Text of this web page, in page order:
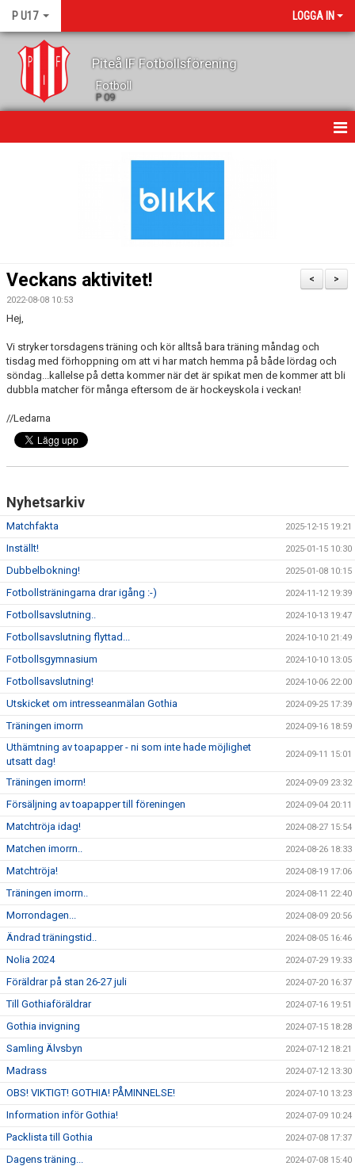
P U17 LOGGA IN
Piteå IF Fotbollsförening
Fotboll
P 09
TRUPPEN
BILDGALLERI
KONTAKT
GÄSTBOK
MEDLEMSKAP
>
<
Veckans aktivitet!
2022-08-08 10:53
Hej,
Vi stryker torsdagens träning och kör alltså bara träning måndag och
tisdag med förhoppning om att vi har match hemma på både lördag och
söndag...kallelse på detta kommer när det är spikat men de kommer att bli
dubbla matcher för många eftersom de är hockeyskola i veckan!
//Ledarna
Nyhetsarkiv
Matchfakta 2025-12-15 19:21
Inställt! 2025-01-15 10:30
Dubbelbokning! 2025-01-08 10:15
Fotbollsträningarna drar igång :-) 2024-11-12 19:39
Fotbollsavslutning.. 2024-10-13 19:47
Fotbollsavslutning flyttad... 2024-10-10 21:49
Fotbollsgymnasium 2024-10-10 13:05
Fotbollsavslutning! 2024-10-06 22:00
Utskicket om intresseanmälan Gothia 2024-09-25 17:39
Träningen imorrn 2024-09-16 18:59
Uthämtning av toapapper - ni som inte hade möjlighet
utsatt dag!
2024-09-11 15:01
Träningen imorrn! 2024-09-09 23:32
Försäljning av toapapper till föreningen 2024-09-04 20:11
Matchtröja idag! 2024-08-27 15:54
Matchen imorrn.. 2024-08-26 18:33
Matchtröja! 2024-08-19 17:06
Träningen imorrn.. 2024-08-11 22:40
Morrondagen... 2024-08-09 20:56
Ändrad träningstid.. 2024-08-05 16:46
Nolia 2024 2024-07-29 19:33
Föräldrar på stan 26-27 juli 2024-07-20 16:37
Till Gothiaföräldrar 2024-07-16 19:51
Gothia invigning 2024-07-15 18:28
Samling Älvsbyn 2024-07-12 18:21
Madrass 2024-07-12 13:30
OBS! VIKTIGT! GOTHIA! PÅMINNELSE! 2024-07-10 13:23
Information inför Gothia! 2024-07-09 10:24
Packlista till Gothia 2024-07-08 17:37
Dagens träning... 2024-07-08 15:40